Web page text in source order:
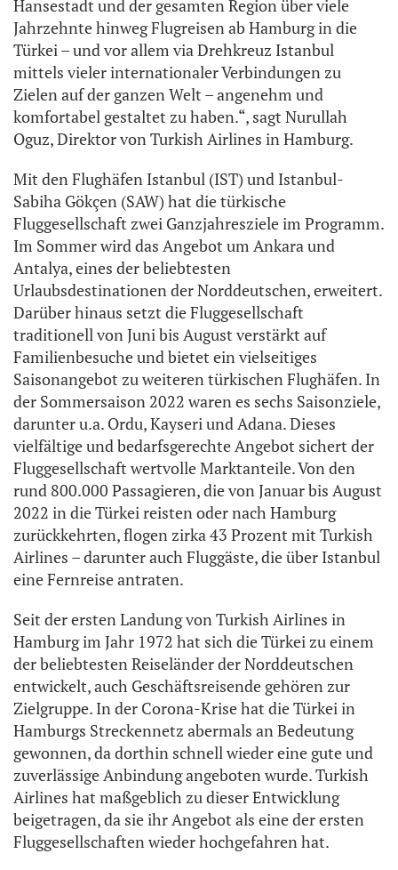
Hansestadt und der gesamten Region über viele
Jahrzehnte hinweg Flugreisen ab Hamburg in die
Türkei – und vor allem via Drehkreuz Istanbul
mittels vieler internationaler Verbindungen zu
Zielen auf der ganzen Welt – angenehm und
komfortabel gestaltet zu haben.“, sagt Nurullah
Oguz, Direktor von Turkish Airlines in Hamburg.
Mit den Flughäfen Istanbul (IST) und Istanbul-
Sabiha Gökçen (SAW) hat die türkische
Fluggesellschaft zwei Ganzjahresziele im Programm.
Im Sommer wird das Angebot um Ankara und
Antalya, eines der beliebtesten
Urlaubsdestinationen der Norddeutschen, erweitert.
Darüber hinaus setzt die Fluggesellschaft
traditionell von Juni bis August verstärkt auf
Familienbesuche und bietet ein vielseitiges
Saisonangebot zu weiteren türkischen Flughäfen. In
der Sommersaison 2022 waren es sechs Saisonziele,
darunter u.a. Ordu, Kayseri und Adana. Dieses
vielfältige und bedarfsgerechte Angebot sichert der
Fluggesellschaft wertvolle Marktanteile. Von den
rund 800.000 Passagieren, die von Januar bis August
2022 in die Türkei reisten oder nach Hamburg
zurückkehrten, flogen zirka 43 Prozent mit Turkish
Airlines – darunter auch Fluggäste, die über Istanbul
eine Fernreise antraten.
Seit der ersten Landung von Turkish Airlines in
Hamburg im Jahr 1972 hat sich die Türkei zu einem
der beliebtesten Reiseländer der Norddeutschen
entwickelt, auch Geschäftsreisende gehören zur
Zielgruppe. In der Corona-Krise hat die Türkei in
Hamburgs Streckennetz abermals an Bedeutung
gewonnen, da dorthin schnell wieder eine gute und
zuverlässige Anbindung angeboten wurde. Turkish
Airlines hat maßgeblich zu dieser Entwicklung
beigetragen, da sie ihr Angebot als eine der ersten
Fluggesellschaften wieder hochgefahren hat.